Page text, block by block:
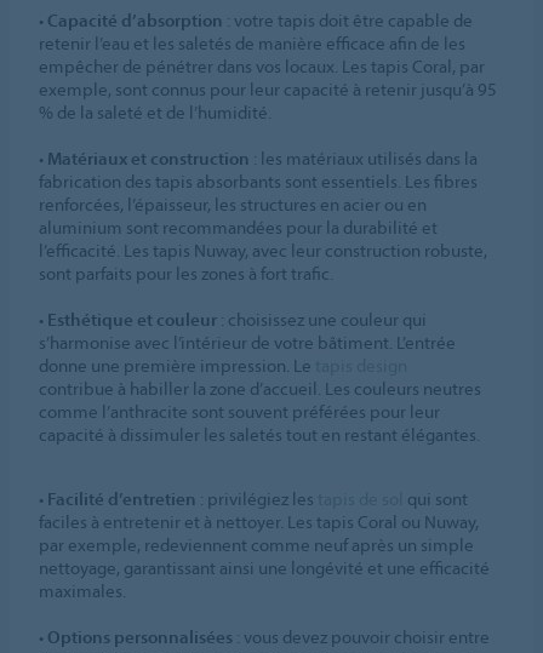
• Capacité d’absorption : votre tapis doit être capable de
retenir l’eau et les saletés de manière efficace afin de les
empêcher de pénétrer dans vos locaux. Les tapis Coral, par
exemple, sont connus pour leur capacité à retenir jusqu’à 95
% de la saleté et de l’humidité.
• Matériaux et construction : les matériaux utilisés dans la
fabrication des tapis absorbants sont essentiels. Les fibres
renforcées, l’épaisseur, les structures en acier ou en
aluminium sont recommandées pour la durabilité et
l’efficacité. Les tapis Nuway, avec leur construction robuste,
sont parfaits pour les zones à fort trafic.
• Esthétique et couleur : choisissez une couleur qui
s’harmonise avec l’intérieur de votre bâtiment. L’entrée
donne une première impression. Le
contribue à habiller la zone d’accueil. Les couleurs neutres
comme l’anthracite sont souvent préférées pour leur
capacité à dissimuler les saletés tout en restant élégantes.
• Facilité d’entretien : privilégiez les
qui sont
faciles à entretenir et à nettoyer. Les tapis Coral ou Nuway,
par exemple, redeviennent comme neuf après un simple
nettoyage, garantissant ainsi une longévité et une efficacité
maximales.
• Options personnalisées : vous devez pouvoir choisir entre